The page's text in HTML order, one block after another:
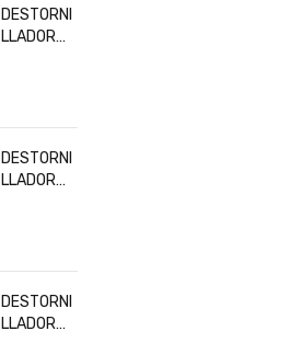
DESTORNI
LLADOR
32919
DESTORNI
LLADOR
32916
DESTORNI
LLADOR